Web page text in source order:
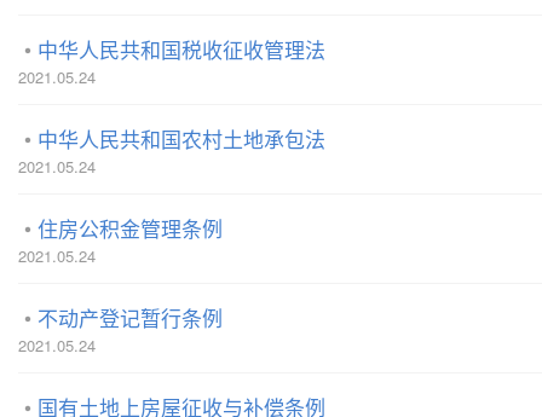
中华人民共和国税收征收管理法
2021.05.24
中华人民共和国农村土地承包法
2021.05.24
住房公积金管理条例
2021.05.24
不动产登记暂行条例
2021.05.24
国有土地上房屋征收与补偿条例